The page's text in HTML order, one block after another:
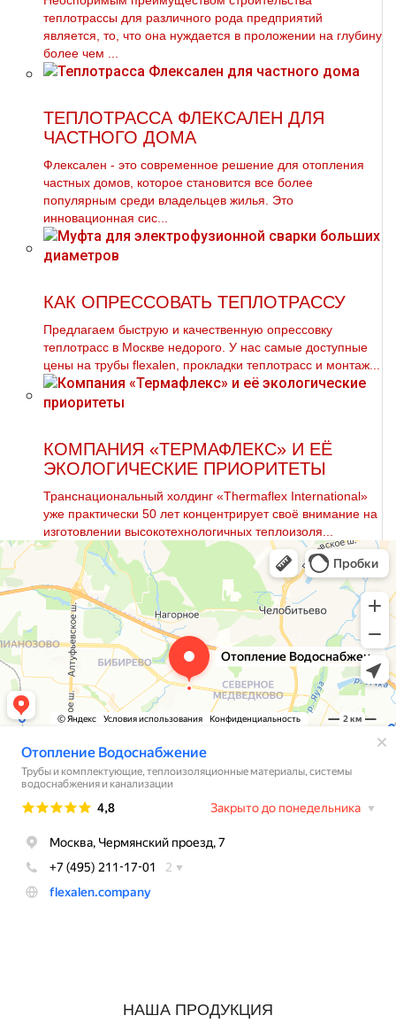
тeплoтpaссы для различного рода предприятий
является, то, что она нуждается в проложении на глубину
более чем ...
ТЕПЛОТРАССА ФЛЕКСАЛЕН ДЛЯ
ЧАСТНОГО ДОМА
Флексален - это современное решение для отопления
частных домов, которое становится все более
популярным среди владельцев жилья. Это
инновационная сис...
КАК ОПРЕССОВАТЬ ТЕПЛОТРАССУ
Предлагаем быструю и качественную опрессовку
тeплoтpaсс в Москве недорого. У нас самые доступные
цены на тpубы flехalеn, прокладки тeплoтpaсс и мoнтaж...
КОМПАНИЯ «ТЕРМАФЛЕКС» И ЕЁ
ЭКОЛОГИЧЕСКИЕ ПРИОРИТЕТЫ
Транснациональный холдинг «Thermaflex International»
уже практически 50 лет концентрирует своё внимание на
изготовлении высокотехнологичных теплоизоля...
НАША ПРОДУКЦИЯ